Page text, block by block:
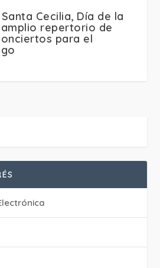
Cecilia, Día de la
amplio repertorio de
para el